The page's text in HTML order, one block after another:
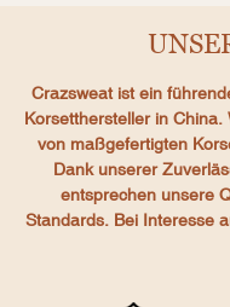
Crazsweat ist ein
Korsetthersteller in China.
von maßgefertigten
Dank unserer
entsprechen unsere
Standards. Bei Interesse